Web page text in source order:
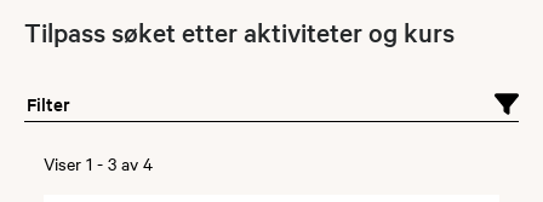
Tilpass søket etter aktiviteter og kurs
Filter
Viser 1 - 3 av 4